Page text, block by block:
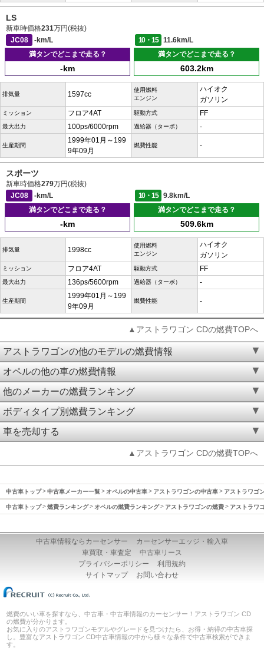
LS
新車時価格231万円(税抜)
JC08
-km/L 10・15
11.6km/L
満タンでどこまで走る？
-km
満タンでどこまで走る？
603.2km
排気量 1597cc
使用燃料
エンジン
ハイオク
ガソリン
ミッション フロア4AT 駆動方式 FF
最大出力 100ps/6000rpm 過給器（ターボ） -
生産期間
1999年01月～199
9年09月
燃費性能 -
スポーツ
新車時価格279万円(税抜)
JC08
-km/L 10・15
9.8km/L
満タンでどこまで走る？
-km
満タンでどこまで走る？
509.6km
排気量 1998cc
使用燃料
エンジン
ハイオク
ガソリン
ミッション フロア4AT 駆動方式 FF
最大出力 136ps/5600rpm 過給器（ターボ） -
生産期間
1999年01月～199
9年09月
燃費性能 -
▲アストラワゴン CDの燃費TOPへ
アストラワゴンの他のモデルの燃費情報
オペルの他の車の燃費情報
他のメーカーの燃費ランキング
ボディタイプ別燃費ランキング
車を売却する
▲アストラワゴン CDの燃費TOPへ
中古車トップ 中古車メーカー一覧 オペルの中古車 アストラワゴンの中古車 アストラワゴ
中古車トップ 燃費ランキング オペルの燃費ランキング アストラワゴンの燃費 アストラワ
中古車情報ならカーセンサー
カーセンサーエッジ・輸入車
車買取・車査定
中古車リース
プライバシーポリシー
利用規約
サイトマップ
お問い合わせ
燃費のいい車を探すなら、中古車・中古車情報のカーセンサー！アストラワゴン CD
の燃費が分かります。
お気に入りのアストラワゴンモデルやグレードを見つけたら、お得・納得の中古車探
し。豊富なアストラワゴン CD中古車情報の中から様々な条件で中古車検索ができま
す。